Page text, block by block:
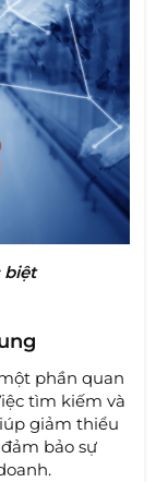
biệt
phần quan
tìm kiếm và
giảm thiểu
bảo sự